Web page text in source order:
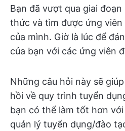
Bạn đã vượt qua giai
thức và tìm được ứng
của mình. Giờ là lúc để
của bạn với các ứng viên
Những câu hỏi này sẽ
hồi về quy trình tuyển
bạn có thể làm tốt hơn
quản lý tuyển dụng/đào